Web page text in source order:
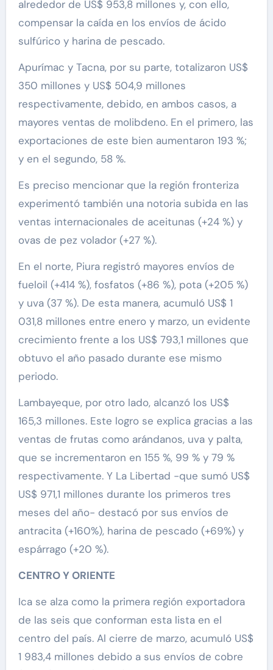
alrededor de US$ 953,8 millones y, con ello,
compensar la caída en los envíos de ácido
sulfúrico y harina de pescado.
Apurímac y Tacna, por su parte, totalizaron US$
350 millones y US$ 504,9 millones
respectivamente, debido, en ambos casos, a
mayores ventas de molibdeno. En el primero, las
exportaciones de este bien aumentaron 193 %;
y en el segundo, 58 %.
Es preciso mencionar que la región fronteriza
experimentó también una notoria subida en las
ventas internacionales de aceitunas (+24 %) y
ovas de pez volador (+27 %).
En el norte, Piura registró mayores envíos de
fueloil (+414 %), fosfatos (+86 %), pota (+205 %)
y uva (37 %). De esta manera, acumuló US$ 1
031,8 millones entre enero y marzo, un evidente
crecimiento frente a los US$ 793,1 millones que
obtuvo el año pasado durante ese mismo
periodo.
Lambayeque, por otro lado, alcanzó los US$
165,3 millones. Este logro se explica gracias a las
ventas de frutas como arándanos, uva y palta,
que se incrementaron en 155 %, 99 % y 79 %
respectivamente. Y La Libertad -que sumó US$
US$ 971,1 millones durante los primeros tres
meses del año- destacó por sus envíos de
antracita (+160%), harina de pescado (+69%) y
espárrago (+20 %).
CENTRO Y ORIENTE
Ica se alza como la primera región exportadora
de las seis que conforman esta lista en el
centro del país. Al cierre de marzo, acumuló US$
1 983,4 millones debido a sus envíos de cobre